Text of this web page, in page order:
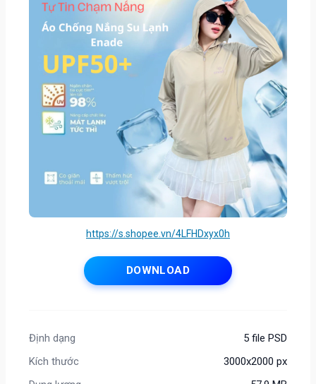
https://s.shopee.vn/4LFHDxyx0h
DOWNLOAD
Định dạng
5 file PSD
Kích thước
3000x2000 px